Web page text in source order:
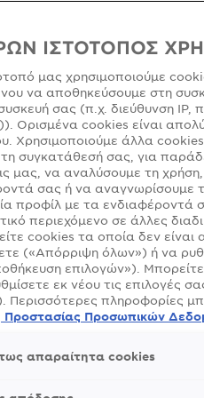
στο Διαγωνισμό
στον Διαγωνισμό έχει
του στην Ελλάδα, εφόσον έχει
πλήρη δικαιοπρακτική
με τους παρόντες Όρους
Διαγωνιζομένων
εξαιρούνται και
οι εργαζόμενοι της
διανομέων της
ανωτέρω προσώπων και οι
οποιοδήποτε άλλο πρόσωπο
λόγω Διαγωνισμό.
διατηρεί δικαίωμα
νικητές ή
ότι δεν πληρούν τις
οπότε θα ευθύνονται
ΙΣΤΟΤΟΠΟΣ
μας χρησιμοποιούμε
να αποθηκεύσουμε στη
σας (π.χ. διεύθυνση IP,
Ορισμένα cookies είναι
Χρησιμοποιούμε άλλα
συγκατάθεσή σας, για
μας, να αναλύσουμε τη
σας ή να αναγνωρίσουμε
προφίλ με τα ενδιαφέροντά
περιεχόμενο σε άλλες
cookies τα οποία δεν
(«Απόρριψη όλων») ή να
επιλογών»).
εκ νέου τις επιλογές
Περισσότερες πληροφορίες
Προστασίας Προσωπικών
απαραίτητα cookies